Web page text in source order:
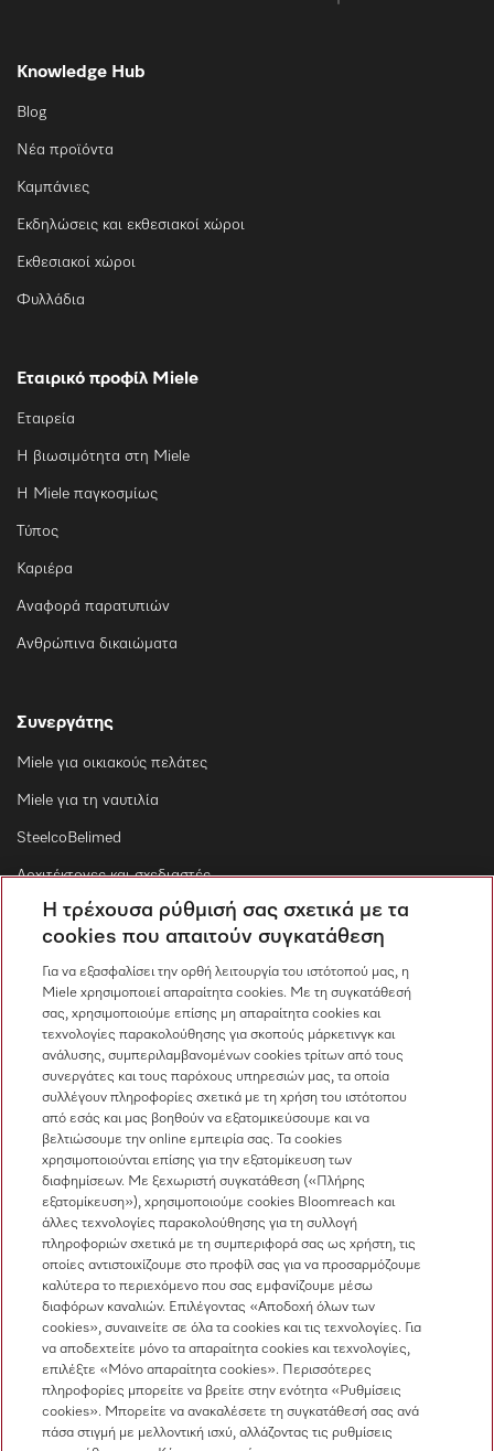
Knowledge Hub
Blog
Νέα προϊόντα
Καμπάνιες
Εκδηλώσεις και εκθεσιακοί χώροι
Εκθεσιακοί χώροι
Φυλλάδια
Εταιρικό προφίλ Miele
Εταιρεία
Η βιωσιμότητα στη Miele
Η Miele παγκοσμίως
Τύπος
Καριέρα
Αναφορά παρατυπιών
Ανθρώπινα δικαιώματα
Συνεργάτης
Miele για οικιακούς πελάτες
Miele για τη ναυτιλία
SteelcoBelimed
Αρχιτέκτονες και σχεδιαστές
Για εμπορικούς συνεργάτες
Επικοινωνία
Επισκόπηση επικοινωνίας
Πωλήσεις
210 6794444
Εξυπηρέτηση πελατών
210 6794444
Ακολουθήστε τη Miele Professional
Η τρέχουσα ρύθμισή σας σχετικά με τα
cookies που απαιτούν συγκατάθεση
Για να εξασφαλίσει την ορθή λειτουργία του ιστότοπού μας, η
Miele χρησιμοποιεί απαραίτητα cookies. Με τη συγκατάθεσή
σας, χρησιμοποιούμε επίσης μη απαραίτητα cookies και
τεχνολογίες παρακολούθησης για σκοπούς μάρκετινγκ και
ανάλυσης, συμπεριλαμβανομένων cookies τρίτων από τους
συνεργάτες και τους παρόχους υπηρεσιών μας, τα οποία
συλλέγουν πληροφορίες σχετικά με τη χρήση του ιστότοπου
από εσάς και μας βοηθούν να εξατομικεύσουμε και να
βελτιώσουμε την online εμπειρία σας. Τα cookies
χρησιμοποιούνται επίσης για την εξατομίκευση των
διαφημίσεων. Με ξεχωριστή συγκατάθεση («Πλήρης
εξατομίκευση»), χρησιμοποιούμε cookies Bloomreach και
άλλες τεχνολογίες παρακολούθησης για τη συλλογή
πληροφοριών σχετικά με τη συμπεριφορά σας ως χρήστη, τις
οποίες αντιστοιχίζουμε στο προφίλ σας για να προσαρμόζουμε
καλύτερα το περιεχόμενο που σας εμφανίζουμε μέσω
διαφόρων καναλιών. Επιλέγοντας «Αποδοχή όλων των
cookies», συναινείτε σε όλα τα cookies και τις τεχνολογίες. Για
να αποδεχτείτε μόνο τα απαραίτητα cookies και τεχνολογίες,
επιλέξτε «Μόνο απαραίτητα cookies». Περισσότερες
πληροφορίες μπορείτε να βρείτε στην ενότητα «Ρυθμίσεις
cookies». Μπορείτε να ανακαλέσετε τη συγκατάθεσή σας ανά
πάσα στιγμή με μελλοντική ισχύ, αλλάζοντας τις ρυθμίσεις